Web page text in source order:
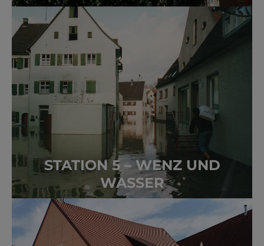
STATION 5 – WENZ UND
WASSER